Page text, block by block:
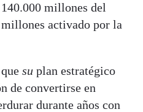
millones del
activado por la
su plan estratégico
de convertirse en
durante años con